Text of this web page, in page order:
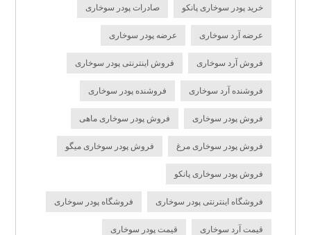
خرید پودر سوخاری پانکو صادرات پودر سوخاری
عرضه آرد سوخاری عرضه پودر سوخاری
فروش آرد سوخاری فروش اینترنتی پودر سوخاری
فروشنده آرد سوخاری فروشنده پودر سوخاری
فروش پودر سوخاری فروش پودر سوخاری ماهی
فروش پودر سوخاری مرغ فروش پودر سوخاری میگو
فروش پودر سوخاری پانکو
فروشگاه اینترنتی پودر سوخاری فروشگاه پودر سوخاری
قیمت آرد سوخاری قیمت پودر سوخاری